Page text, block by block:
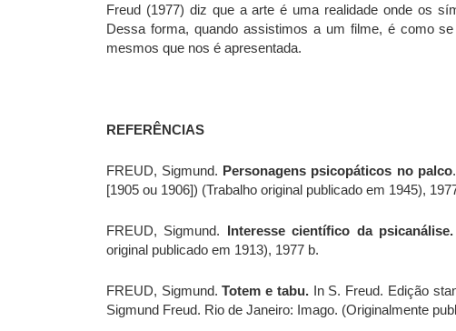
Freud (1977) diz que a arte é uma realidade onde os
Dessa forma, quando assistimos a um filme, é como
mesmos que nos é apresentada.
REFERÊNCIAS
FREUD, Sigmund. Personagens psicopáticos no palco
[1905 ou 1906]) (Trabalho original publicado em 1945),
FREUD, Sigmund. Interesse científico da psicanálise.
original publicado em 1913), 1977 b.
FREUD, Sigmund. Totem e tabu.In S. Freud. Edição
Sigmund Freud. Rio de Janeiro: Imago. (Originalmente